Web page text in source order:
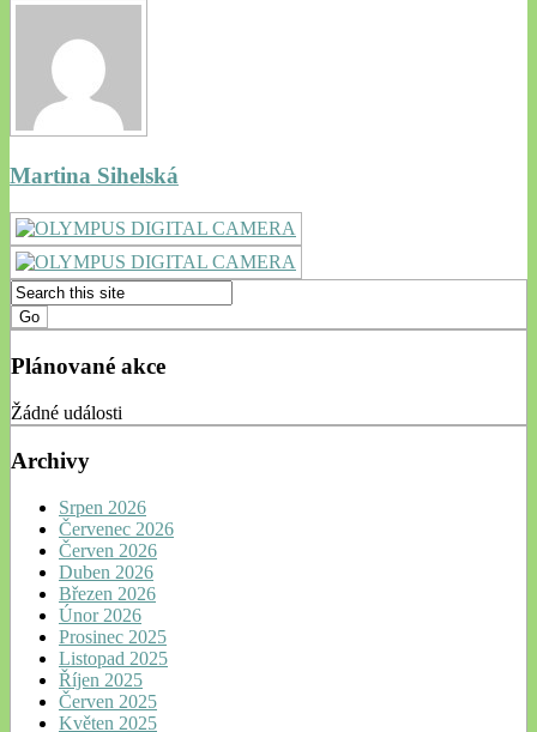
Martina Sihelská
Plánované akce
Žádné události
Archivy
Srpen 2026
Červenec 2026
Červen 2026
Duben 2026
Březen 2026
Únor 2026
Prosinec 2025
Listopad 2025
Říjen 2025
Červen 2025
Květen 2025